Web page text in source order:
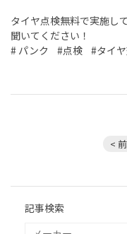
タイヤ点検無料で実施し
聞いてください！
# パンク #点検 #タイ
<
記事検索